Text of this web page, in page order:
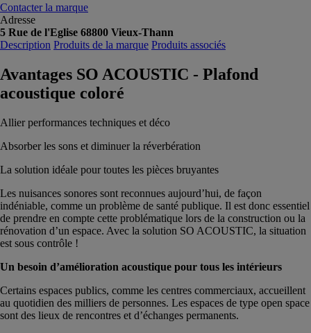
Contacter la marque
Adresse
5 Rue de l'Eglise 68800 Vieux-Thann
Description Produits de la marque Produits associés
Avantages SO ACOUSTIC - Plafond
acoustique coloré
Allier performances techniques et déco
Absorber les sons et diminuer la réverbération
La solution idéale pour toutes les pièces bruyantes
Les nuisances sonores sont reconnues aujourd’hui, de façon
indéniable, comme un problème de santé publique. Il est donc essentiel
de prendre en compte cette problématique lors de la construction ou la
rénovation d’un espace. Avec la solution SO ACOUSTIC, la situation
est sous contrôle !
Un besoin d’amélioration acoustique pour tous les intérieurs
Certains espaces publics, comme les centres commerciaux, accueillent
au quotidien des milliers de personnes. Les espaces de type open space
sont des lieux de rencontres et d’échanges permanents.